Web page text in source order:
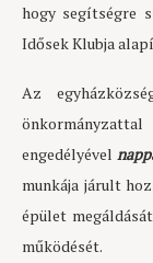
hogy segítségre
Idősek Klubja
Az
engedélyével
munkája járult
épület
működését.